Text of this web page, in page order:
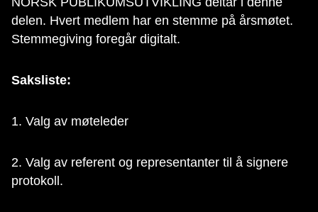
delen. Hvert medlem har en stemme på årsmøtet.
Stemmegiving foregår digitalt.
Saksliste:
1. Valg av møteleder
2. Valg av referent og representanter til å signere
protokoll.